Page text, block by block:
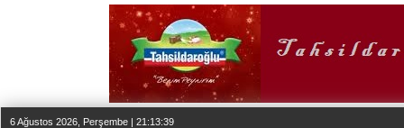
6 Ağustos 2026, Perşembe | 21:13:40